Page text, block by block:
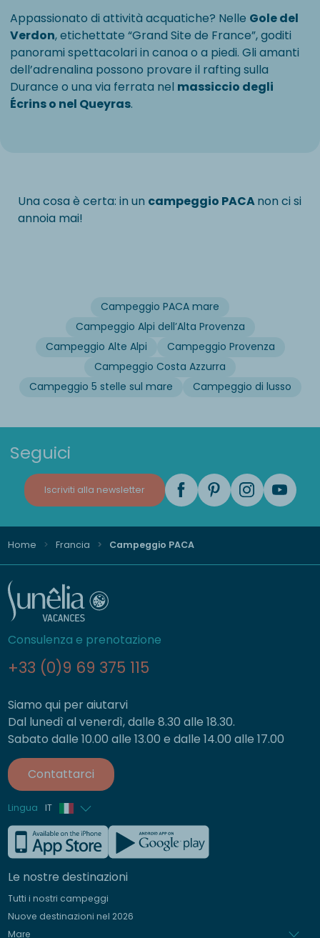
Appassionato di attività acquatiche? Nelle Gole del
Verdon, etichettate “Grand Site de France”, goditi
panorami spettacolari in canoa o a piedi. Gli amanti
dell’adrenalina possono provare il rafting sulla
Durance o una via ferrata nel massiccio degli
Écrins o nel Queyras.
Una cosa è certa: in un campeggio PACAnon ci si
annoia mai!
Campeggio PACA mare
Campeggio Alpi dell’Alta Provenza
Campeggio Alte Alpi
Campeggio Provenza
Campeggio Costa Azzurra
Campeggio 5 stelle sul mare
Campeggio di lusso
Seguici
Iscriviti alla newsletter
Home Francia Campeggio PACA
Consulenza e prenotazione
+33 (0)9 69 375 115
Siamo qui per aiutarvi
Dal lunedì al venerdì, dalle 8.30 alle 18.30.
Sabato dalle 10.00 alle 13.00 e dalle 14.00 alle 17.00
Contattarci
Lingua IT
Francese
Inglese
Tedesco
Spagnolo
Le nostre destinazioni
Tutti i nostri campeggi
Nuove destinazioni nel 2026
Mare